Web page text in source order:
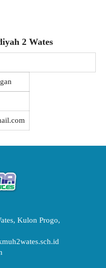
2 Wates
Kulon Progo,